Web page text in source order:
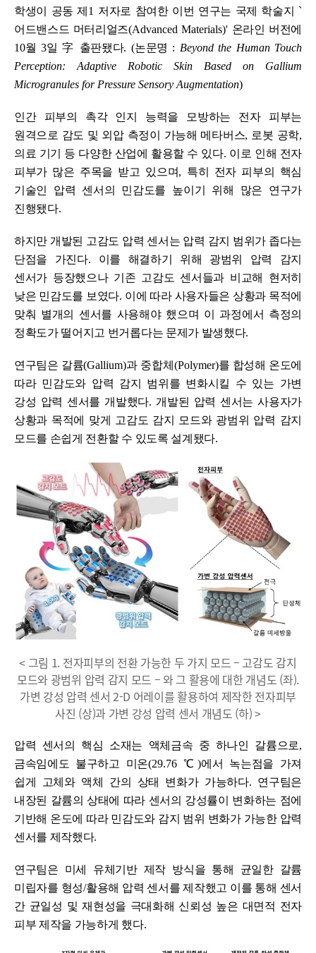
학생이 공동 제 1 저자로 참여한 이번 연구는 국제 학술지 `
어드밴스드 머터리얼즈(Advanced Materials)' 온라인 버전에
10월 3일 字 출판됐다. (논문명 : Beyond the Human Touch
Perception: Adaptive Robotic Skin Based on Gallium
Microgranules for Pressure Sensory Augmentation)
인간 피부의 촉각 인지 능력을 모방하는 전자 피부는
원격으로 감도 및 외압 측정이 가능해 메타버스, 로봇 공학,
의료 기기 등 다양한 산업에 활용할 수 있다. 이로 인해 전자
피부가 많은 주목을 받고 있으며, 특히 전자 피부의 핵심
기술인 압력 센서의 민감도를 높이기 위해 많은 연구가
진행됐다.
하지만 개발된 고감도 압력 센서는 압력 감지 범위가 좁다는
단점을 가진다. 이를 해결하기 위해 광범위 압력 감지
센서가 등장했으나 기존 고감도 센서들과 비교해 현저히
낮은 민감도를 보였다. 이에 따라 사용자들은 상황과 목적에
맞춰 별개의 센서를 사용해야 했으며 이 과정에서 측정의
정확도가 떨어지고 번거롭다는 문제가 발생했다.
연구팀은 갈륨(Gallium)과 중합체 (Polymer)를 합성해 온도에
따라 민감도와 압력 감지 범위를 변화시킬 수 있는 가변
강성 압력 센서를 개발했다.개발된 압력 센서는 사용자가
상황과 목적에 맞게 고감도 감지 모드와 광범위 압력 감지
모드를 손쉽게 전환할 수 있도록 설계됐다.
< 그림 1. 전자피부의 전환 가능한 두 가지 모드 – 고감도 감지
모드와 광범위 압력 감지 모드 – 와 그 활용에 대한 개념도 (좌).
가변 강성 압력 센서 2-D 어레이를 활용하여 제작한 전자피부
사진 (상)과 가변 강성 압력 센서 개념도 (하) >
압력 센서의 핵심 소재는 액체금속 중 하나인 갈륨으로,
금속임에도 불구하고 미온(29.76℃)에서 녹는점을 가져
쉽게 고체와 액체 간의 상태 변화가 가능하다. 연구팀은
내장된 갈륨의 상태에 따라 센서의 강성률이 변화하는 점에
기반해 온도에 따라 민감도와 감지 범위 변화가 가능한 압력
센서를 제작했다.
연구팀은 미세 유체기반 제작 방식을 통해 균일한 갈륨
미립자를 형성/활용해 압력 센서를 제작했고 이를 통해 센서
간 균일성 및 재현성을 극대화해 신뢰성 높은 대면적 전자
피부 제작을 가능하게 했다.